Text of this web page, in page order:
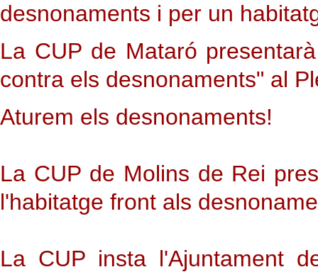
desnonaments i per un
La CUP de Mataró
contra els desnonaments" al
Aturem els desnonaments!
La CUP de Molins de Rei
l'habitatge front als
La CUP insta l'Ajuntament